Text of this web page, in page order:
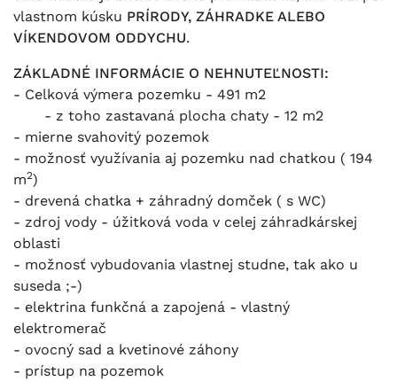
vlastnom kúsku PRÍRODY, ZÁHRADKE ALEBO
VÍKENDOVOM ODDYCHU.
ZÁKLADNÉ INFORMÁCIE O NEHNUTEĽNOSTI:
- Celková výmera pozemku - 491 m2
- z toho zastavaná plocha chaty - 12 m2
- mierne svahovitý pozemok
- možnosť využívania aj pozemku nad chatkou ( 194
m2)
- drevená chatka + záhradný domček ( s WC)
- zdroj vody - úžitková voda v celej záhradkárskej
oblasti
- možnosť vybudovania vlastnej studne, tak ako u
suseda ;-)
- elektrina funkčná a zapojená - vlastný
elektromerač
- ovocný sad a kvetinové záhony
- prístup na pozemok